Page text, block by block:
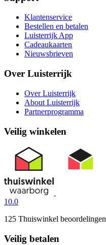
Klantenservice
Bestellen en betalen
Luisterrijk App
Cadeaukaarten
Nieuwsbrieven
Over Luisterrijk
Over Luisterrijk
About Luisterrijk
Partnerprogramma
Veilig winkelen
10.0
125 Thuiswinkel beoordelingen
Veilig betalen